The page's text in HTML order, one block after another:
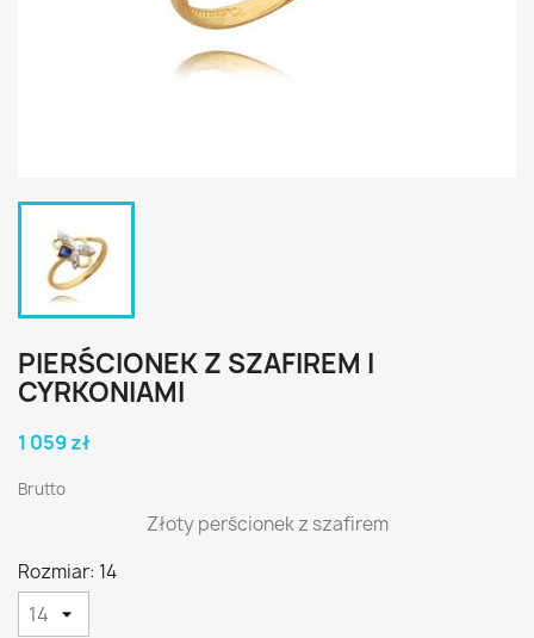
PIERŚCIONEK Z SZAFIREM I
CYRKONIAMI
1 059 zł
Brutto
Złoty perścionek z szafirem
Rozmiar: 14